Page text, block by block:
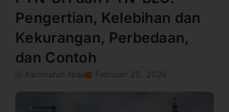
Pengertian, Kelebihan dan
Kekurangan, Perbedaan,
dan Contoh
Karimatun Nisa Februari 25, 2026